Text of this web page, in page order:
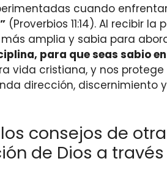
cuando
(Proverbios 11:14). Al recibir
amplia y sabia para
para que seas sabio
vida cristiana, y nos
dirección,
consejos de
de Dios a